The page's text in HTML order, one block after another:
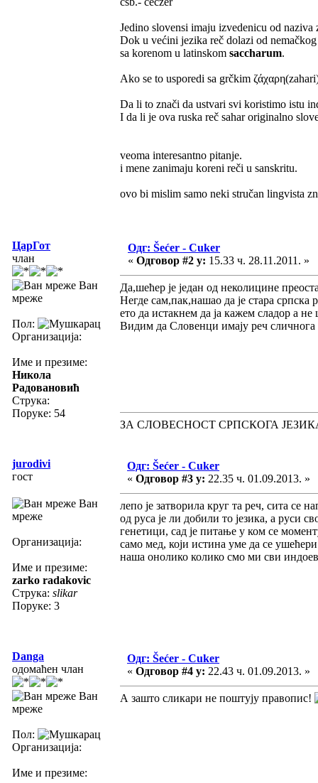
Jedino slovensi imaju izvedenicu od naziva
Dok u većini jezika reč dolazi od
sa korenom u latinskom saccharum.
Ako se to usporedi sa grčkim
Da li to znači da ustvari svi koristimo istu
I da li je ova ruska reč sahar originalno
veoma interesantno pitanje.
i mene zanimaju koreni reči u sanskritu.
ovo bi mislim samo neki stručan lingvista
ЦарГот
члан
Ван
мреже
Пол:
Организација:
Име и презиме:
Никола
Радовановић
Струка:
Поруке: 54
Одг: Šećer - Cuker
« Одговор #2 у: 15.33 ч. 28.11.2011. »
Да,шећер је један од неколицине
Негде сам,пак,нашао да је стара
ето да истакнем да ја кажем сладор а
Видим да Словенци имају реч
ЗА СЛОВЕСНОСТ СРПСКОГА
jurodivi
гост
Ван
мреже
Организација:
Име и презиме:
zarko radakovic
Струка: slikar
Поруке: 3
Одг: Šećer - Cuker
« Одговор #3 у: 22.35 ч. 01.09.2013. »
лепо је затворила круг та реч, сита се
од руса је ли добили то језика, а руси
генетици, сад је питање у ком се
само мед, који истина уме да се
наша онолико колико смо ми сви
Danga
одомаћен члан
Ван
мреже
Пол:
Организација:
Име и презиме:
Одг: Šećer - Cuker
« Одговор #4 у: 22.43 ч. 01.09.2013. »
А зашто сликари не поштују правопис!